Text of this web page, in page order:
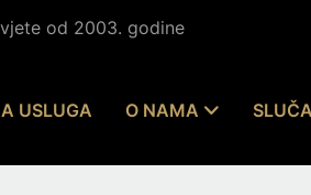
od 2003. godine
USLUGA O NAMA